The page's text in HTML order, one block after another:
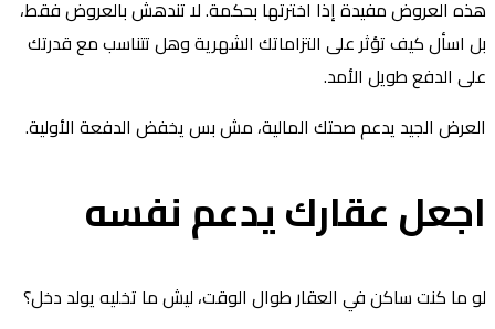
العروض مفيدة إذا اخترتها بحكمة. لا تندهش بالعروض فقط،
اسأل كيف تؤثر على التزاماتك الشهرية وهل تتناسب مع قدرتك
الدفع طويل الأمد.
الجيد يدعم صحتك المالية، مش بس يخفض الدفعة الأولية.
عقارك يدعم نفسه
ما كنت ساكن في العقار طوال الوقت، ليش ما تخليه يولد دخل؟